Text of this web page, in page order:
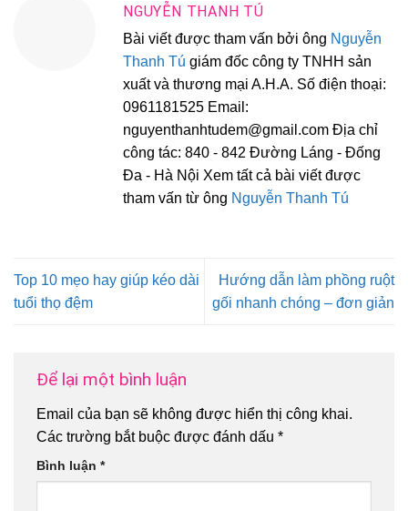
NGUYỄN THANH TÚ
Bài viết được tham vấn bởi ông Nguyễn
Thanh Tú giám đốc công ty TNHH sản
xuất và thương mại A.H.A. Số điện thoại:
0961181525 Email:
nguyenthanhtudem@gmail.com Địa chỉ
công tác: 840 - 842 Đường Láng - Đống
Đa - Hà Nội Xem tất cả bài viết được
tham vấn từ ông Nguyễn Thanh Tú
Top 10 mẹo hay giúp kéo dài
tuổi thọ đệm
Hướng dẫn làm phồng ruột
gối nhanh chóng – đơn giản
Để lại một bình luận
Email của bạn sẽ không được hiển thị công khai.
Các trường bắt buộc được đánh dấu *
Bình luận *